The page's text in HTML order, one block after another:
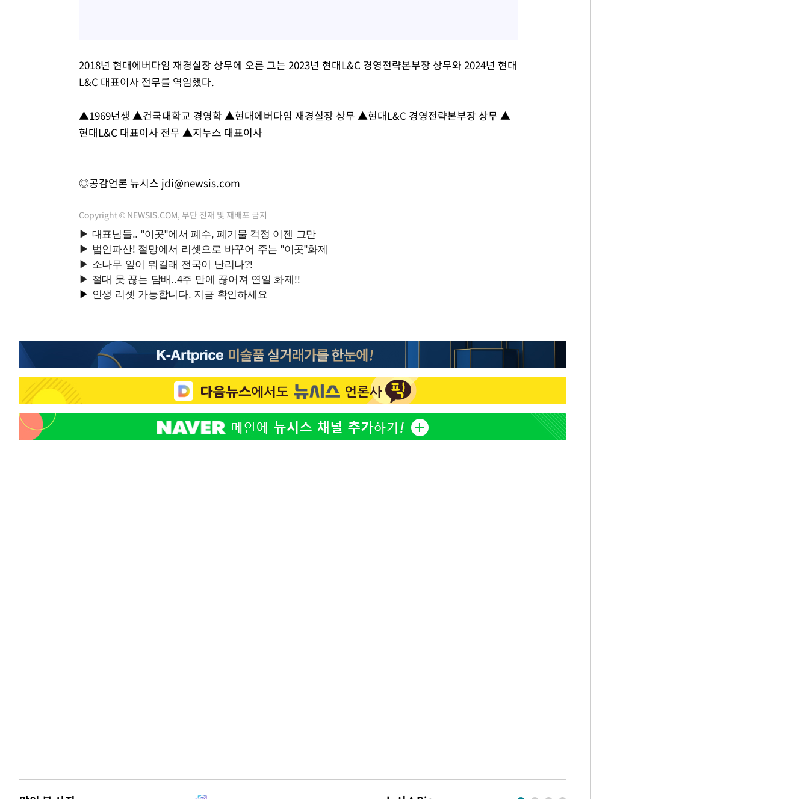
2018년 현대에버다임 재경실장 상무에 오른 그는 2023년 현대L&C 경영전략본부장 상무와 2024년 현대
L&C 대표이사 전무를 역임했다.
▲1969년생 ▲건국대학교 경영학 ▲현대에버다임 재경실장 상무 ▲현대L&C 경영전략본부장 상무 ▲
현대L&C 대표이사 전무 ▲지누스 대표이사
◎공감언론 뉴시스 jdi@newsis.com
Copyright © NEWSIS.COM, 무단 전재 및 재배포 금지